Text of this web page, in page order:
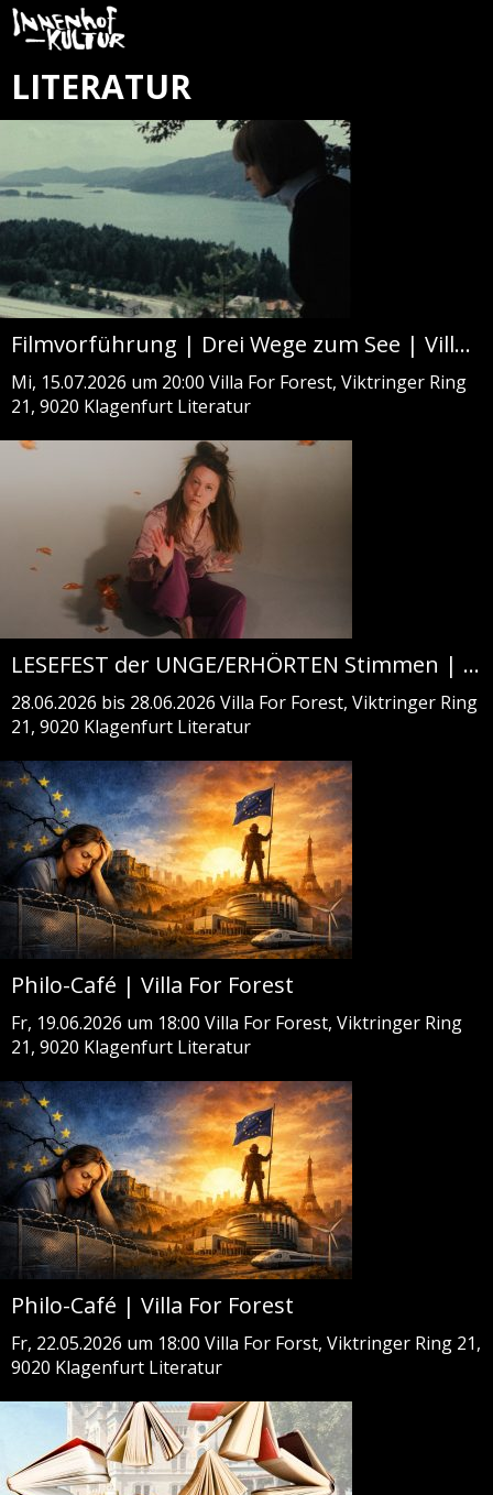
LITERATUR
Filmvorführung | Drei Wege zum See | Villa For Forest
Mi, 15.07.2026 um 20:00 Villa For Forest, Viktringer Ring
21, 9020 Klagenfurt Literatur
LESEFEST der UNGE/ERHÖRTEN Stimmen | Villa For Forest
28.06.2026 bis 28.06.2026 Villa For Forest, Viktringer Ring
21, 9020 Klagenfurt Literatur
Philo-Café | Villa For Forest
Fr, 19.06.2026 um 18:00 Villa For Forest, Viktringer Ring
21, 9020 Klagenfurt Literatur
Philo-Café | Villa For Forest
Fr, 22.05.2026 um 18:00 Villa For Forst, Viktringer Ring 21,
9020 Klagenfurt Literatur